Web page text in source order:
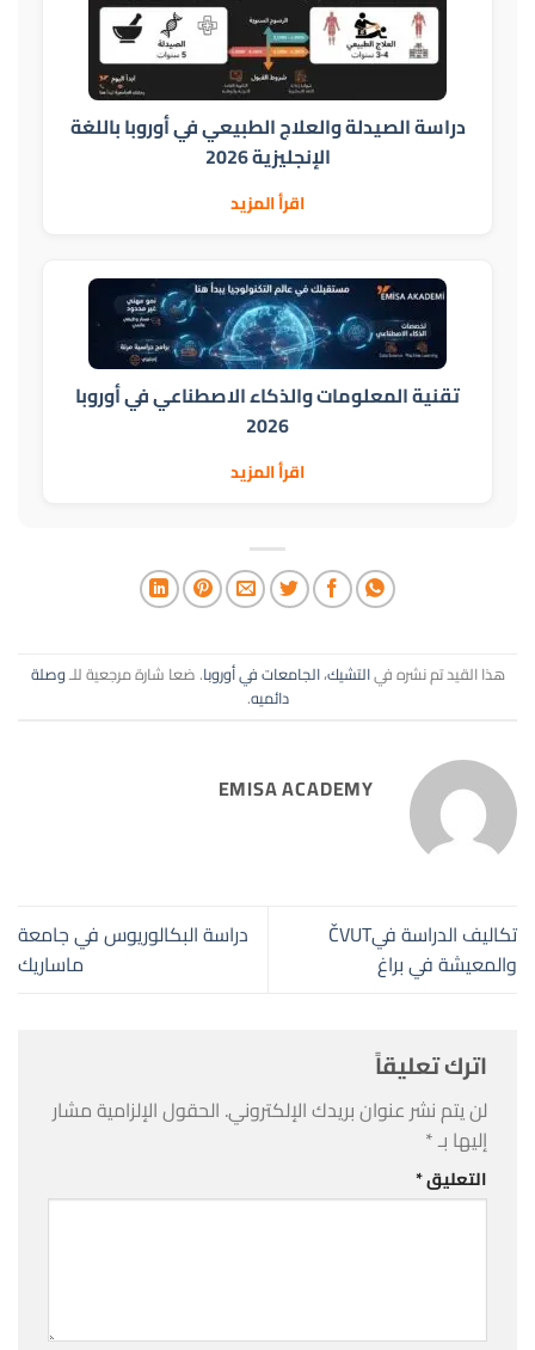
دراسة الصيدلة والعلاج الطبيعي في أوروبا باللغة
الإنجليزية 2026
اقرأ المزيد
تقنية المعلومات والذكاء الاصطناعي في أوروبا
2026
اقرأ المزيد
هذا القيد تم نشره فيالتشيك،الجامعات في أوروبا. ضعا شارة مرجعية للـوصلة
دائميه.
EMISA ACADEMY
تكاليف الدراسة فيČVUT
والمعيشة في براغ
دراسة البكالوريوس في جامعة
ماساريك
اترك تعليقاً
لن يتم نشر عنوان بريدك الإلكتروني. الحقول الإلزامية مشار
إليها بـ*
التعليق*